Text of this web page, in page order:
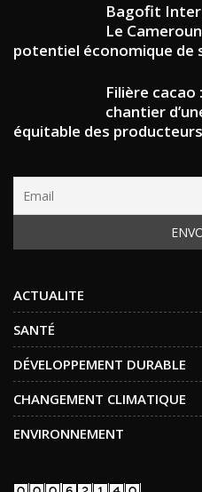
Bagofit
Le
potentiel économique de
Filière cacao
chantier
équitable des producteurs
ACTUALITE
SANTÉ
DÉVELOPPEMENT DURABLE
CHANGEMENT CLIMATIQUE
ENVIRONNEMENT